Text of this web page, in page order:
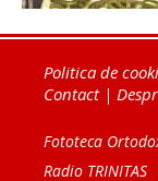
Politica de
Contact|
Fototeca
Radio TRINITAS